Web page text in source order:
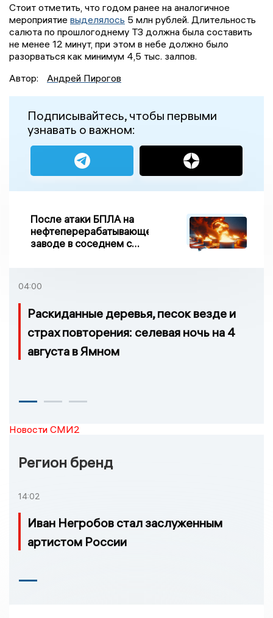
Стоит отметить, что годом ранее на аналогичное
мероприятие выделялось 5 млн рублей. Длительность
салюта по прошлогоднему ТЗ должна была составить
не менее 12 минут, при этом в небе должно было
разорваться как минимум 4,5 тыс. залпов.
Автор:
Андрей Пирогов
Подписывайтесь, чтобы первыми
узнавать о важном:
После атаки БПЛА на
нефтеперерабатывающем
заводе в соседнем с
04:00
Раскиданные деревья, песок везде и
страх повторения: селевая ночь на 4
августа в Ямном
Новости СМИ2
Регион бренд
14:02
Иван Негробов стал заслуженным
артистом России